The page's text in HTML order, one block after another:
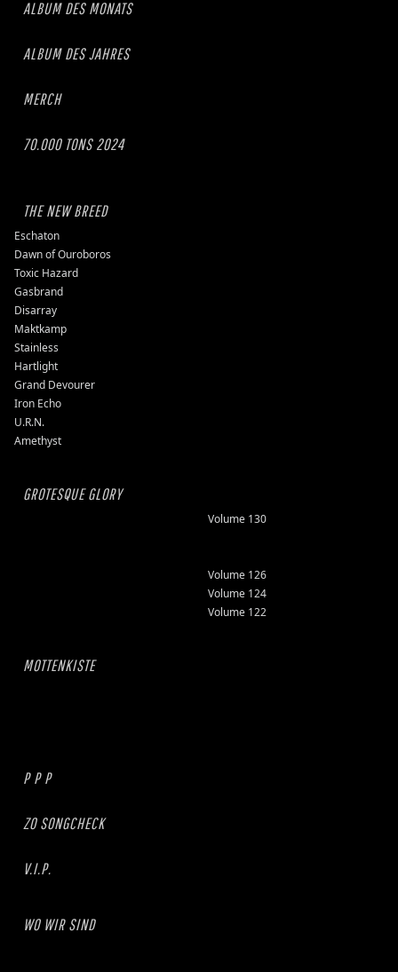
ALBUM DES MONATS
ALBUM DES JAHRES
MERCH
70.000 TONS 2024
THE NEW BREED
Eschaton
Dawn of Ouroboros
Toxic Hazard
Gasbrand
Disarray
Maktkamp
Stainless
Hartlight
Grand Devourer
Iron Echo
U.R.N.
Amethyst
GROTESQUE GLORY
Volume 130
Volume 126
Volume 124
Volume 122
MOTTENKISTE
P P P
ZO SONGCHECK
V.I.P.
WO WIR SIND